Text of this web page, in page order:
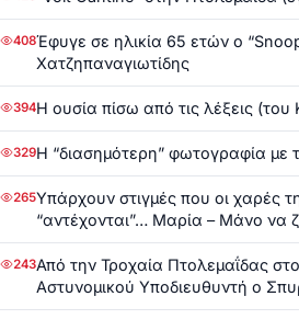
408Έφυγε σε ηλικία 65 ετών ο
Χατζηπαναγιωτίδης
394Η ουσία πίσω από τις λέξεις
329Η “διασημότερη” φωτογραφία με
265Υπάρχουν στιγμές που οι χαρές
“αντέχονται”… Μαρία – Μάνο να
243Από την Τροχαία Πτολεμαΐδας
Αστυνομικού Υποδιευθυντή ο